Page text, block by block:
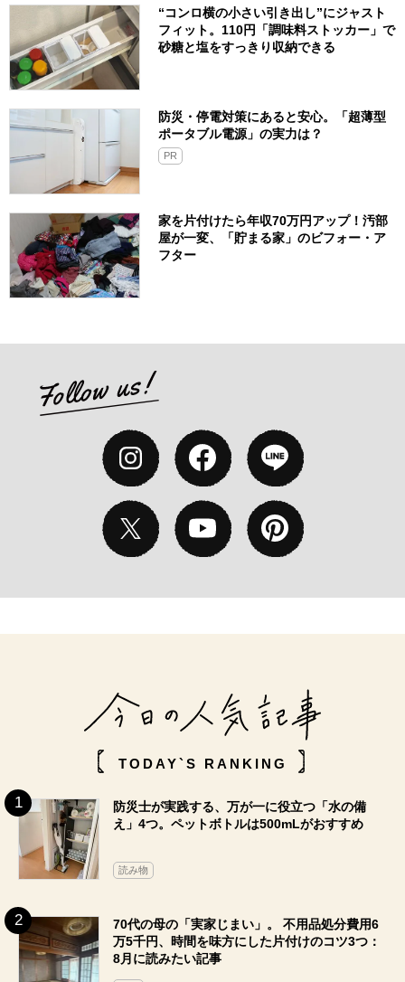
“コンロ横の小さい引き出し”にジャスト
フィット。110円「調味料ストッカー」で
砂糖と塩をすっきり収納できる
防災・停電対策にあると安心。「超薄型
ポータブル電源」の実力は？​
PR
家を片付けたら年収70万円アップ！汚部
屋が一変、「貯まる家」のビフォー・ア
フター
TODAY`S RANKING
防災士が実践する、万が一に役立つ「水の備
え」4つ。ペットボトルは500mLがおすすめ
読み物
70代の母の「実家じまい」。 不用品処分費用6
万5千円、時間を味方にした片付けのコツ3つ：
8月に読みたい記事